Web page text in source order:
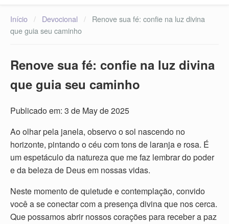
Início / Devocional /
Renove sua fé: confie na luz divina
que guia seu caminho
Renove sua fé: confie na luz divina
que guia seu caminho
Publicado em: 3 de May de 2025
Ao olhar pela janela, observo o sol nascendo no
horizonte, pintando o céu com tons de laranja e rosa. É
um espetáculo da natureza que me faz lembrar do poder
e da beleza de Deus em nossas vidas.
Neste momento de quietude e contemplação, convido
você a se conectar com a presença divina que nos cerca.
Que possamos abrir nossos corações para receber a paz